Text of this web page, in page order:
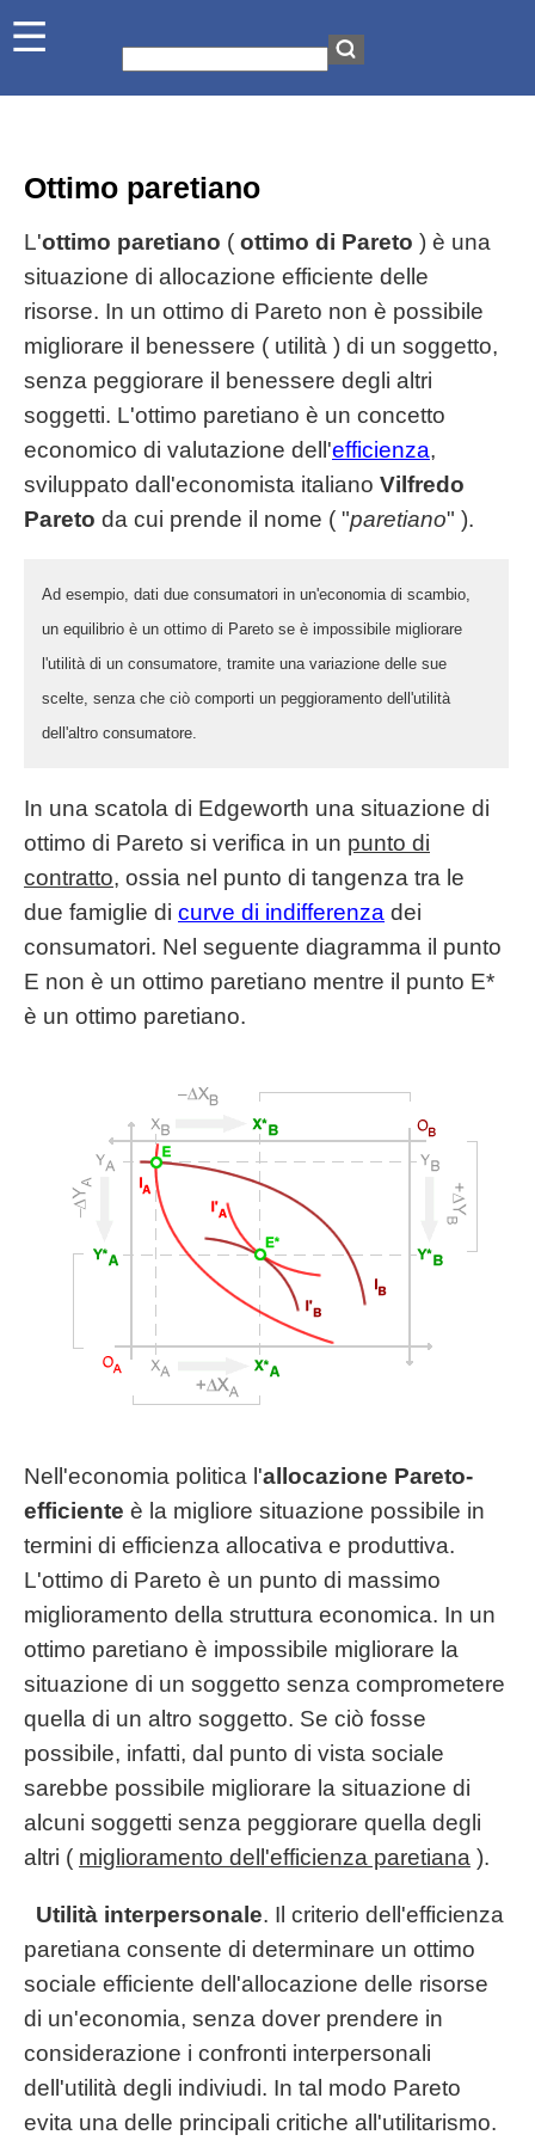
Ottimo paretiano
L'ottimo paretiano ( ottimo di Pareto ) è una
situazione di allocazione efficiente delle
risorse. In un ottimo di Pareto non è possibile
migliorare il benessere ( utilità ) di un soggetto,
senza peggiorare il benessere degli altri
soggetti. L'ottimo paretiano è un concetto
economico di valutazione dell'efficienza,
sviluppato dall'economista italiano Vilfredo
Pareto da cui prende il nome ( "paretiano" ).
Ad esempio, dati due consumatori in un'economia di scambio,
un equilibrio è un ottimo di Pareto se è impossibile migliorare
l'utilità di un consumatore, tramite una variazione delle sue
scelte, senza che ciò comporti un peggioramento dell'utilità
dell'altro consumatore.
In una scatola di Edgeworth una situazione di
ottimo di Pareto si verifica in un punto di
contratto, ossia nel punto di tangenza tra le
due famiglie di curve di indifferenza dei
consumatori. Nel seguente diagramma il punto
E non è un ottimo paretiano mentre il punto E*
è un ottimo paretiano.
Nell'economia politica l'allocazione Pareto-
efficiente è la migliore situazione possibile in
termini di efficienza allocativa e produttiva.
L'ottimo di Pareto è un punto di massimo
miglioramento della struttura economica. In un
ottimo paretiano è impossibile migliorare la
situazione di un soggetto senza comprometere
quella di un altro soggetto. Se ciò fosse
possibile, infatti, dal punto di vista sociale
sarebbe possibile migliorare la situazione di
alcuni soggetti senza peggiorare quella degli
altri ( miglioramento dell'efficienza paretiana ).
Utilità interpersonale. Il criterio dell'efficienza
paretiana consente di determinare un ottimo
sociale efficiente dell'allocazione delle risorse
di un'economia, senza dover prendere in
considerazione i confronti interpersonali
dell'utilità degli indiviudi. In tal modo Pareto
evita una delle principali critiche all'utilitarismo.